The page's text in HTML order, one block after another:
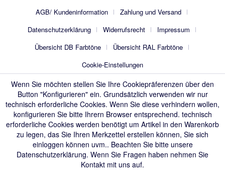
AGB/ Kundeninformation
Zahlung und Versand
Datenschutzerklärung
Widerrufsrecht
Impressum
Übersicht DB Farbtöne
Übersicht RAL Farbtöne
Cookie-Einstellungen
Wenn Sie möchten stellen Sie Ihre Cookiepräferenzen über den
Button "Konfigurieren" ein. Grundsätzlich verwenden wir nur
technisch erforderliche Cookies. Wenn Sie diese verhindern wollen,
konfigurieren Sie bitte Ihrern Browser entsprechend. technisch
erforderliche Cookies werden benötigt um Artikel in den Warenkorb
zu legen, das Sie Ihren Merkzettel erstellen können, Sie sich
einloggen können uvm.. Beachten Sie bitte unsere
Datenschutzerklärung. Wenn Sie Fragen haben nehmen Sie
Kontakt mit uns auf.